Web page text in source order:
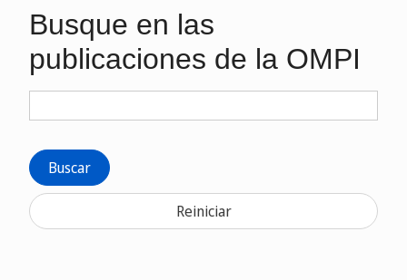
Busque en las
publicaciones de la OMPI
Buscar
Reiniciar